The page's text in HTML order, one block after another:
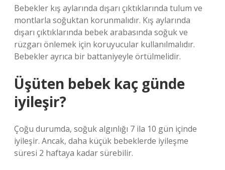
Bebekler kış aylarında dışarı çıktıklarında tulum ve
montlarla soğuktan korunmalıdır. Kış aylarında
dışarı çıktıklarında bebek arabasında soğuk ve
rüzgarı önlemek için koruyucular kullanılmalıdır.
Bebekler ayrıca bir battaniyeyle örtülmelidir.
Üşüten bebek kaç günde
iyileşir?
Çoğu durumda, soğuk algınlığı 7 ila 10 gün içinde
iyileşir. Ancak, daha küçük bebeklerde iyileşme
süresi 2 haftaya kadar sürebilir.